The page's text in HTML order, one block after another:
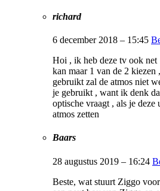
richard
6 december 2018 – 15:45
Hoi , ik heb deze tv ook
kan maar 1 van de 2 kiezen
gebruikt zal de atmos niet
je gebruikt , want ik denk
optische vraagt , als je
atmos zetten
Baars
28 augustus 2019 – 16:24
Beste, wat stuurt Ziggo